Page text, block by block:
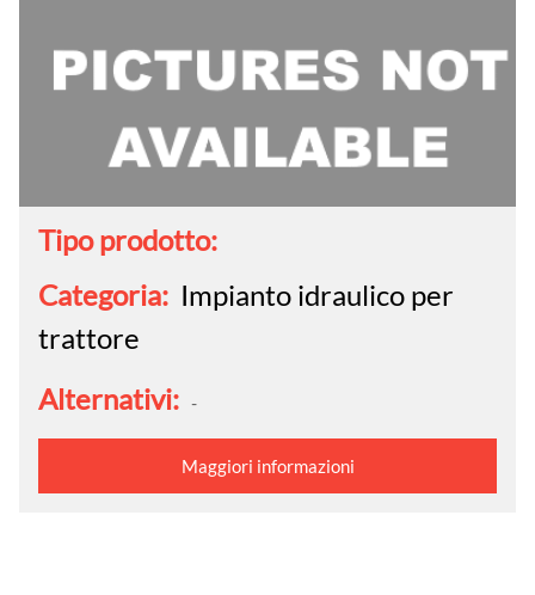
Tipo prodotto:
Categoria: Impianto idraulico per
trattore
Alternativi: -
Maggiori informazioni